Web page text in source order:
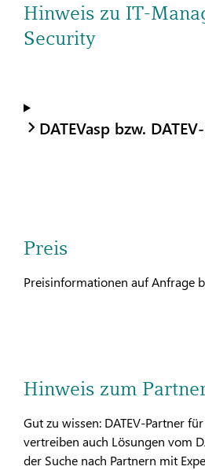
Hinweis zu IT-
Security
DATEVasp bzw.
Preis
Preisinformationen auf Anfrage
Hinweis zum
Gut zu wissen: DATEV-Partner
vertreiben auch Lösungen vom
der Suche nach Partnern mit